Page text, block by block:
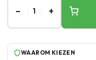
– 1 +
WAAROM KIEZEN